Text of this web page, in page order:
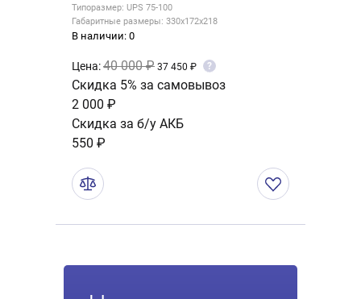
Типоразмер: UPS 75-100
Габаритные размеры: 330x172x218
В наличии: 0
Цена:40 000 ₽ 37 450 ₽ ?
Скидка 5% за самовывоз
2 000 ₽
Скидка за б/у АКБ
550 ₽